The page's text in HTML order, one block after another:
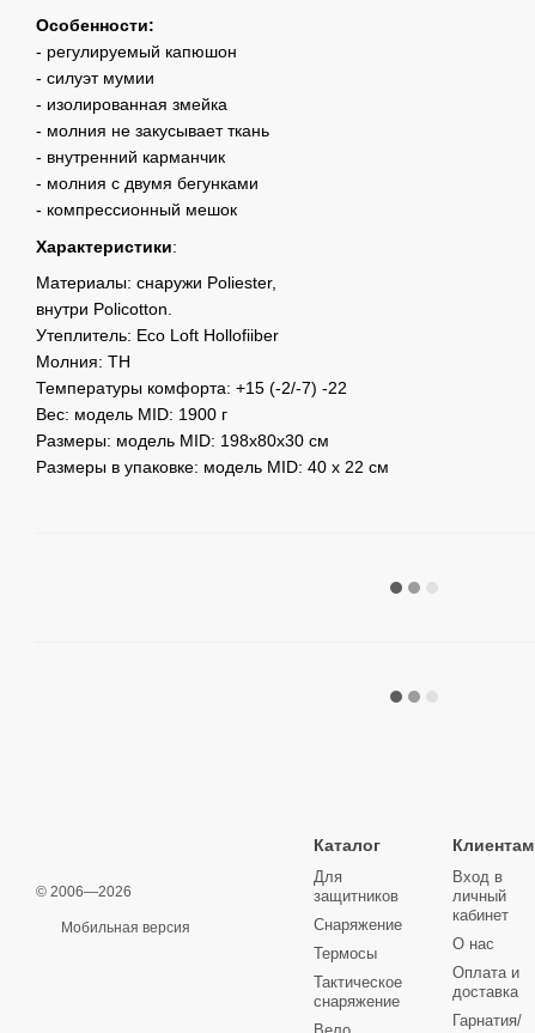
Особенности:
- регулируемый капюшон
- силуэт мумии
- изолированная змейка
- молния не закусывает ткань
- внутренний карманчик
- молния с двумя бегунками
- компрессионный мешок
Характеристики:
Материалы: снаружи Poliester,
внутри Policotton.
Утеплитель: Eco Loft Hollofiiber
Молния: TH
Температуры комфорта: +15 (-2/-7) -22
Вес: модель MID: 1900 г
Размеры: модель MID: 198х80х30 см
Размеры в упаковке: модель MID: 40 х 22 см
© 2006—2026
Мобильная версия
Каталог
Для
защитников
Снаряжение
Термосы
Тактическое
снаряжение
Клиентам
Вход в
личный
кабинет
О нас
Оплата и
доставка
Гарнатия/